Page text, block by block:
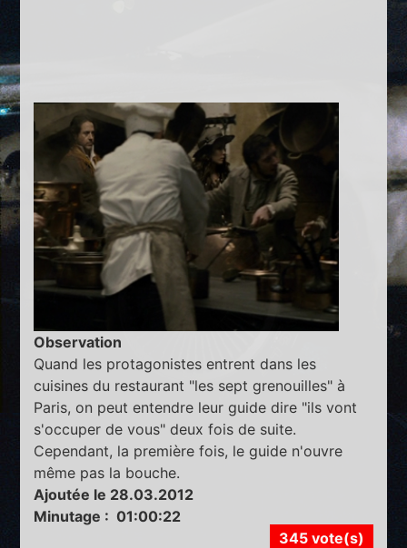
Observation
Quand les protagonistes entrent dans les
cuisines du restaurant "les sept grenouilles" à
Paris, on peut entendre leur guide dire "ils vont
s'occuper de vous" deux fois de suite.
Cependant, la première fois, le guide n'ouvre
même pas la bouche.
Ajoutée le 28.03.2012
Minutage : 01:00:22
345 vote(s)